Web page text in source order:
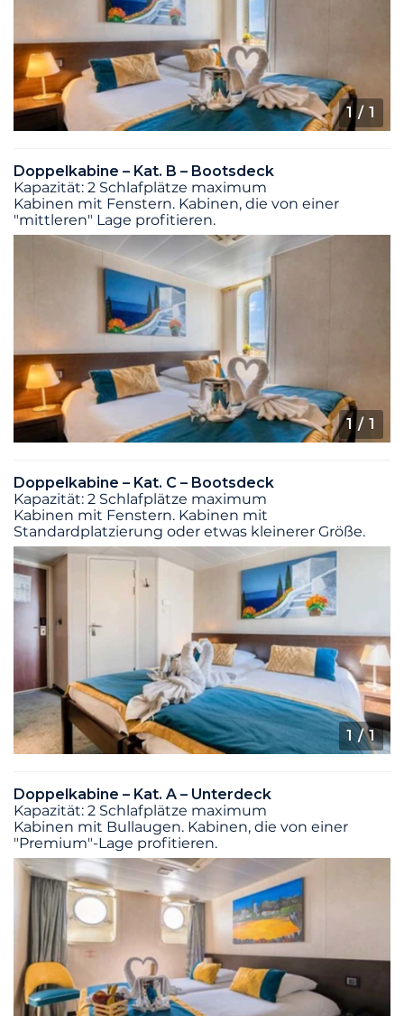
1 / 1
Doppelkabine – Kat. B – Bootsdeck
Kapazität: 2 Schlafplätze maximum
Kabinen mit Fenstern. Kabinen, die von einer
"mittleren" Lage profitieren.
1 / 1
Doppelkabine – Kat. C – Bootsdeck
Kapazität: 2 Schlafplätze maximum
Kabinen mit Fenstern. Kabinen mit
Standardplatzierung oder etwas kleinerer Größe.
1/ 1
Doppelkabine – Kat. A – Unterdeck
Kapazität: 2 Schlafplätze maximum
Kabinen mit Bullaugen. Kabinen, die von einer
"Premium"-Lage profitieren.